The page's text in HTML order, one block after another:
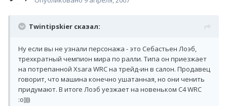
Twintipskier сказал:
Ну если вы не узнали персонажа - это Себастьен Лоэб,
трехкратный чемпион мира по ралли. Типа он приезжает
на потрепанной Xsara WRC на трейд-ин в салон. Продавец
говорит, что машина конечно ушатанная, но они ченить
придумают. В итоге Лоэб уезжает на новеньком С4 WRC
:о))))